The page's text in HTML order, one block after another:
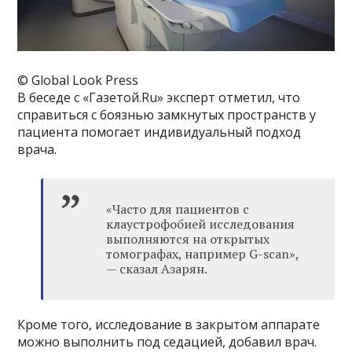
© Global Look Press
В беседе с «Газетой.Ru» эксперт отметил, что
справиться с боязнью замкнутых пространств у
пациента помогает индивидуальный подход
врача.
«Часто для пациентов с
клаустрофобией исследования
выполняются на открытых
томографах, например G-scan»,
— сказал Азарян.
Кроме того, исследование в закрытом аппарате
можно выполнить под седацией, добавил врач.